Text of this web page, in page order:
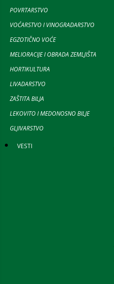
POVRTARSTVO
VOĆARSTVO I VINOGRADARSTVO
EGZOTIČNO VOĆE
MELIORACIJE I OBRADA ZEMLJIŠTA
HORTIKULTURA
LIVADARSTVO
ZAŠTITA BILJA
LEKOVITO I MEDONOSNO BILJE
GLJIVARSTVO
VESTI